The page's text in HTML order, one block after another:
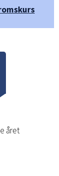
året